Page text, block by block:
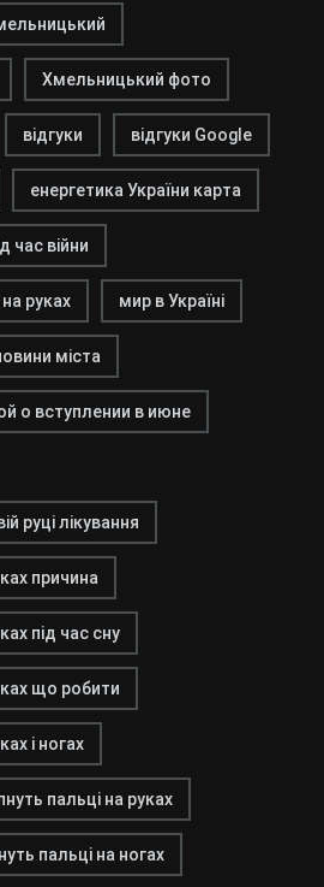
Хмельницький фото
відгуки відгуки Google
енергетика України карта
час війни
руках мир в Україні
міста
о вступлении в июне
руці лікування
причина
під час сну
що робити
і ногах
пальці на руках
пальці на ногах